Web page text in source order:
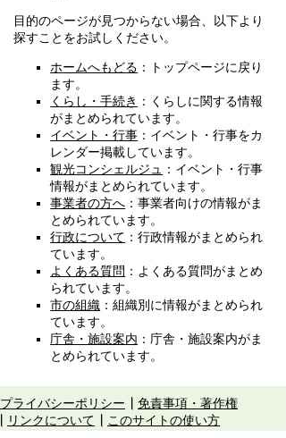
目的のページが見つからない場合、以下より
探すことをお試しください。
ホームへもどる ：トップページに戻り
ます。
くらし・手続き ：くらしに関する情報
がまとめられています。
イベント・行事 ：イベント・行事をカ
レンダー掲載しています。
観光コンシェルジュ ：イベント・行事
情報がまとめられています。
事業者の方へ ：事業者向けの情報がま
とめられています。
行政について ：行政情報がまとめられ
ています。
よくある質問 ：よくある質問がまとめ
られています。
市の組織 ：組織別に情報がまとめられ
ています。
庁舎・施設案内 ：庁舎・施設案内がま
とめられています。
プライバシーポリシー
免責事項・著作権
リンクについて
このサイトの使い方